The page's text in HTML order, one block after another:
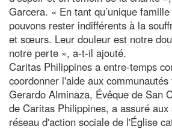
Garcera. « En tant qu’unique
pouvons rester indifférents à la
et sœurs. Leur douleur est notre
notre perte », a-t-il ajouté.
Caritas Philippines a entre-temps
coordonner l'aide aux
Gerardo Alminaza, Évêque de San
de Caritas Philippines, a assuré
réseau d'action sociale de l'Église